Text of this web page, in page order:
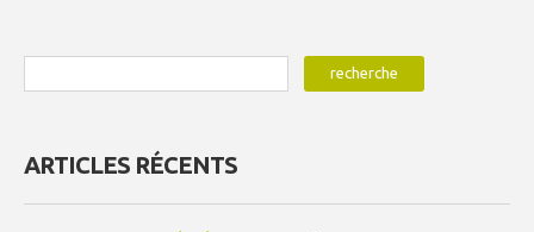
ARTICLES RÉCENTS